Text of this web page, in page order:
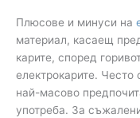
Плюсове и минуси на
материал, касаещ
карите, според
електрокарите.
най-масово
употреба. За